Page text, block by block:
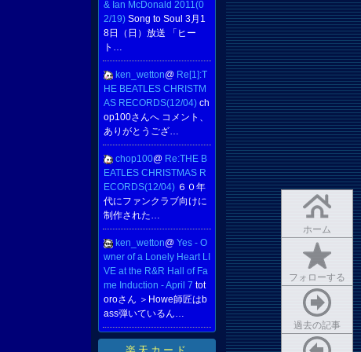
ホーム
フォローする
過去の記事
& Ian McDonald 2011(0
2/19) Song to Soul 3月1
8日（日）放送 「ヒー
ト…
ken_wetton@ Re[1]:T
HE BEATLES CHRISTM
AS RECORDS(12/04) ch
op100さんへ コメント、
ありがとうござ…
chop100@ Re:THE B
EATLES CHRISTMAS R
ECORDS(12/04) ６０年
代にファンクラブ向けに
制作された…
ken_wetton@ Yes - O
wner of a Lonely Heart LI
VE at the R&R Hall of Fa
me Induction - April 7 tot
oroさん ＞Howe師匠はb
ass弾いているん…